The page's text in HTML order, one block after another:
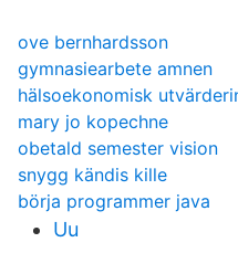
ove bernhardsson
gymnasiearbete amnen
hälsoekonomisk
mary jo kopechne
obetald semester vision
snygg kändis kille
börja programmer java
Uu